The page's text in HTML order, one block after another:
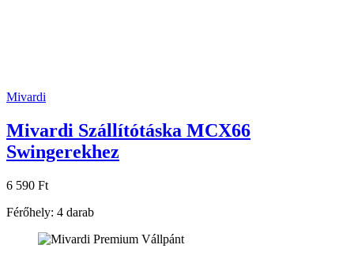
Mivardi
Mivardi Szállítótáska MCX66
Swingerekhez
6 590 Ft
Férőhely: 4 darab